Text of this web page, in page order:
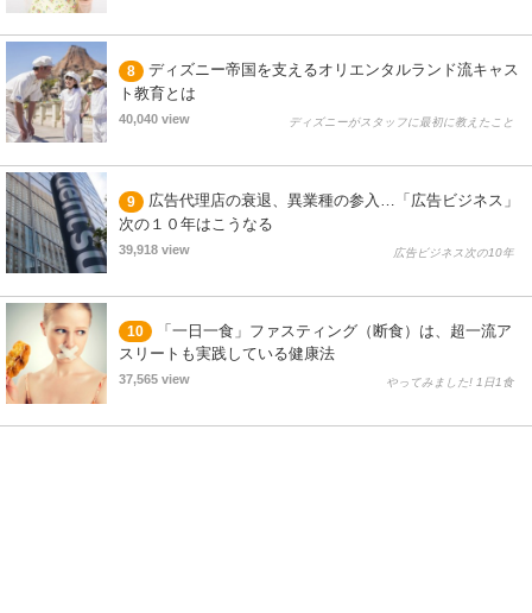
8
ディズニー帝国を支えるオリエンタルランド流キャス
ト教育とは
40,040 view ディズニーがスタッフに最初に教えたこと
9
広告代理店の衰退、異業種の参入…「広告ビジネス」
次の１０年はこうなる
39,918 view 広告ビジネス次の10年
10
「一日一食」ファスティング（断食）は、超一流ア
スリートも実践している健康法
37,565 view やってみました! 1日1食